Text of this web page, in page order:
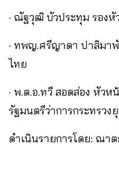
· ณัฐวุฒิ บัวประทุม รองหั
· ทพญ.ศรีญาดา ปาลิมาพั
ไทย
· พ.ต.อ.ทวี สอดส่อง หัว
รัฐมนตรีว่าการกระทรวง
ดำเนินรายการโดย: ณา